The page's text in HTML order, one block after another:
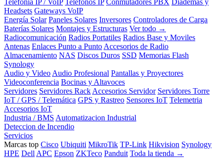
Telefonía IP / VoIP Teléfonos IP Conmutadores PBX Diademas y
Headsets Gateways VoIP
Energía Solar Paneles Solares Inversores Controladores de Carga
Baterías Solares Montajes y Estructuras Ver todo →
Radiocomunicación Radios Portatiles Radios Base y Moviles
Antenas Enlaces Punto a Punto Accesorios de Radio
Almacenamiento NAS Discos Duros SSD Memorias Flash
Synology
Audio y Video Audio Profesional Pantallas y Proyectores
Videoconferencia Bocinas y Altavoces
Servidores Servidores Rack Accesorios Servidor Servidores Torre
IoT / GPS / Telemática GPS y Rastreo Sensores IoT Telemetria
Accesorios IoT
Industria / BMS Automatizacion Industrial
Deteccion de Incendio
Servicios
Marcas top Cisco Ubiquiti MikroTik TP-Link Hikvision Synology
HPE Dell APC Epson ZKTeco Panduit Toda la tienda →